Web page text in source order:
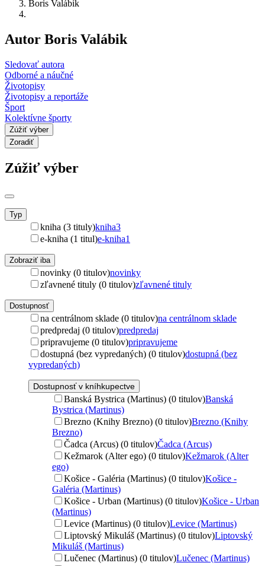
Boris Valábik
Autor Boris Valábik
Sledovať autora
Odborné a náučné
Životopisy
Životopisy a reportáže
Šport
Kolektívne športy
Zúžiť výber
Zoradiť
Zúžiť výber
Typ
kniha (3 tituly)kniha3
e-kniha (1 titul)e-kniha1
Zobraziť iba
novinky (0 titulov)novinky
zľavnené tituly (0 titulov)zľavnené tituly
Dostupnosť
na centrálnom sklade (0 titulov)na centrálnom sklade
predpredaj (0 titulov)predpredaj
pripravujeme (0 titulov)pripravujeme
dostupná (bez vypredaných) (0 titulov)dostupná (bez
vypredaných)
Dostupnosť v kníhkupectve
Banská Bystrica (Martinus) (0 titulov)Banská
Bystrica (Martinus)
Brezno (Knihy Brezno) (0 titulov)Brezno (Knihy
Brezno)
Čadca (Arcus) (0 titulov)Čadca (Arcus)
Kežmarok (Alter ego) (0 titulov)Kežmarok (Alter
ego)
Košice - Galéria (Martinus) (0 titulov)Košice -
Galéria (Martinus)
Košice - Urban (Martinus) (0 titulov)Košice - Urban
(Martinus)
Levice (Martinus) (0 titulov)Levice (Martinus)
Liptovský Mikuláš (Martinus) (0 titulov)Liptovský
Mikuláš (Martinus)
Lučenec (Martinus) (0 titulov)Lučenec (Martinus)